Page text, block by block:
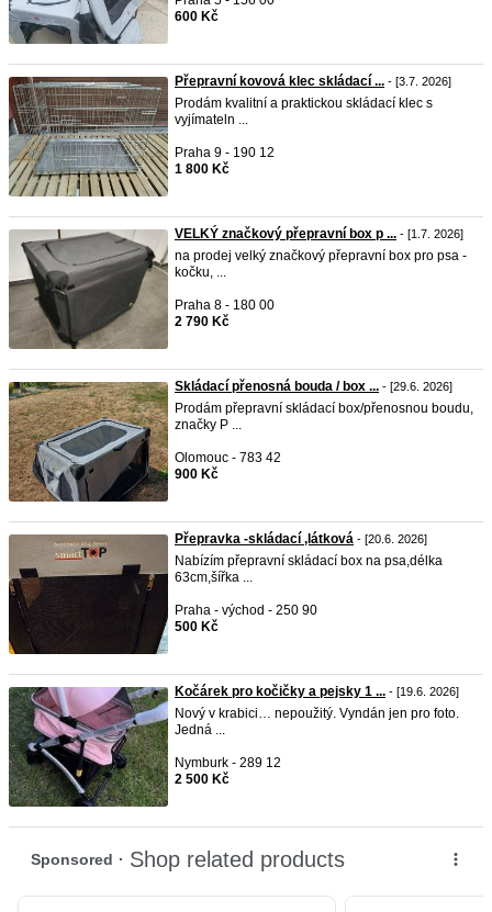
600 Kč
Přepravní kovová klec skládací ... - [3.7. 2026]
Prodám kvalitní a praktickou skládací klec s
vyjímateln ...
Praha 9 - 190 12
1 800 Kč
VELKÝ značkový přepravní box p ... - [1.7. 2026]
na prodej velký značkový přepravní box pro psa -
kočku, ...
Praha 8 - 180 00
2 790 Kč
Skládací přenosná bouda / box ... - [29.6. 2026]
Prodám přepravní skládací box/přenosnou boudu,
značky P ...
Olomouc - 783 42
900 Kč
Přepravka -skládací ,látková - [20.6. 2026]
Nabízím přepravní skládací box na psa,délka
63cm,šířka ...
Praha - východ - 250 90
500 Kč
Kočárek pro kočičky a pejsky 1 ... - [19.6. 2026]
Nový v krabici… nepoužitý. Vyndán jen pro foto.
Jedná ...
Nymburk - 289 12
2 500 Kč